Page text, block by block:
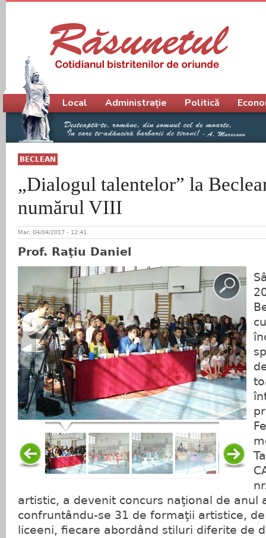
BECLEAN
„Dialogul talentelor” la
numărul VIII
Mar, 04/04/2017 - 12:41
Prof. Raţiu Daniel
artistic, a devenit concurs naţional de anul
confruntându-se 31 de formaţii artistice,
liceeni, fiecare abordând stiluri diferite de
Meniu principal
Local Administrație Politică